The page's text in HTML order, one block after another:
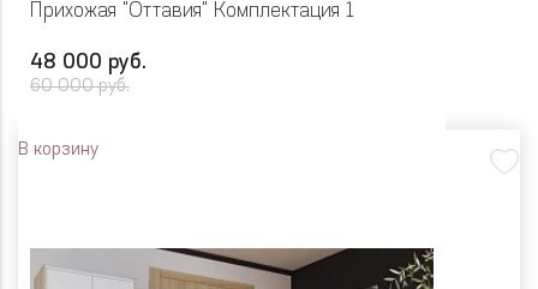
Прихожая "Оттавия" Комплектация 1
48 000 руб.
60 000 руб.
В корзину